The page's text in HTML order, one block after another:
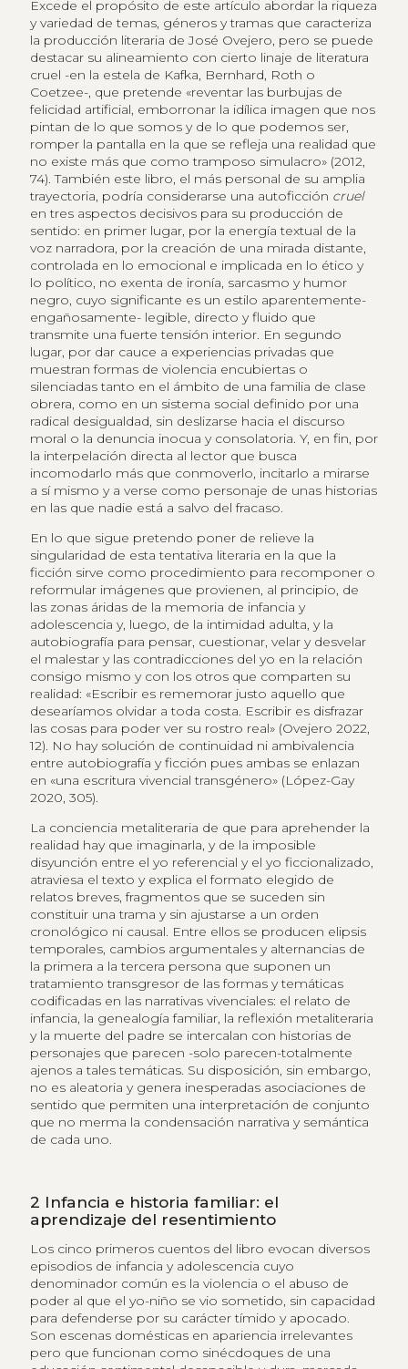
Excede el propósito de este artículo abordar la riqueza
y variedad de temas, géneros y tramas que caracteriza
la producción literaria de José Ovejero, pero se puede
destacar su alineamiento con cierto linaje de literatura
cruel -en la estela de Kafka, Bernhard, Roth o
Coetzee-, que pretende «reventar las burbujas de
felicidad artificial, emborronar la idílica imagen que nos
pintan de lo que somos y de lo que podemos ser,
romper la pantalla en la que se refleja una realidad que
no existe más que como tramposo simulacro» (2012,
74). También este libro, el más personal de su amplia
trayectoria, podría considerarse una autoficción cruel
en tres aspectos decisivos para su producción de
sentido: en primer lugar, por la energía textual de la
voz narradora, por la creación de una mirada distante,
controlada en lo emocional e implicada en lo ético y
lo político, no exenta de ironía, sarcasmo y humor
negro, cuyo significante es un estilo aparentemente-
engañosamente- legible, directo y fluido que
transmite una fuerte tensión interior. En segundo
lugar, por dar cauce a experiencias privadas que
muestran formas de violencia encubiertas o
silenciadas tanto en el ámbito de una familia de clase
obrera, como en un sistema social definido por una
radical desigualdad, sin deslizarse hacia el discurso
moral o la denuncia inocua y consolatoria. Y, en fin, por
la interpelación directa al lector que busca
incomodarlo más que conmoverlo, incitarlo a mirarse
a sí mismo y a verse como personaje de unas historias
en las que nadie está a salvo del fracaso.
En lo que sigue pretendo poner de relieve la
singularidad de esta tentativa literaria en la que la
ficción sirve como procedimiento para recomponer o
reformular imágenes que provienen, al principio, de
las zonas áridas de la memoria de infancia y
adolescencia y, luego, de la intimidad adulta, y la
autobiografía para pensar, cuestionar, velar y desvelar
el malestar y las contradicciones del yo en la relación
consigo mismo y con los otros que comparten su
realidad: «Escribir es rememorar justo aquello que
desearíamos olvidar a toda costa. Escribir es disfrazar
las cosas para poder ver su rostro real» (Ovejero 2022,
12). No hay solución de continuidad ni ambivalencia
entre autobiografía y ficción pues ambas se enlazan
en «una escritura vivencial transgénero» (López-Gay
2020, 305).
La conciencia metaliteraria de que para aprehender la
realidad hay que imaginarla, y de la imposible
disyunción entre el yo referencial y el yo ficcionalizado,
atraviesa el texto y explica el formato elegido de
relatos breves, fragmentos que se suceden sin
constituir una trama y sin ajustarse a un orden
cronológico ni causal. Entre ellos se producen elipsis
temporales, cambios argumentales y alternancias de
la primera a la tercera persona que suponen un
tratamiento transgresor de las formas y temáticas
codificadas en las narrativas vivenciales: el relato de
infancia, la genealogía familiar, la reflexión metaliteraria
y la muerte del padre se intercalan con historias de
personajes que parecen -solo parecen-totalmente
ajenos a tales temáticas. Su disposición, sin embargo,
no es aleatoria y genera inesperadas asociaciones de
sentido que permiten una interpretación de conjunto
que no merma la condensación narrativa y semántica
de cada uno.
2 Infancia e historia familiar: el
aprendizaje del resentimiento
Los cinco primeros cuentos del libro evocan diversos
episodios de infancia y adolescencia cuyo
denominador común es la violencia o el abuso de
poder al que el yo-niño se vio sometido, sin capacidad
para defenderse por su carácter tímido y apocado.
Son escenas domésticas en apariencia irrelevantes
pero que funcionan como sinécdoques de una